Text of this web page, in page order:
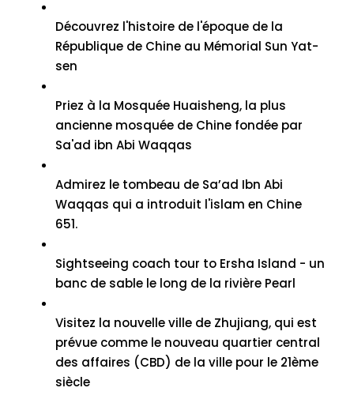
Découvrez l'histoire de l'époque de la
République de Chine au Mémorial Sun Yat-
sen
Priez à la Mosquée Huaisheng, la plus
ancienne mosquée de Chine fondée par
Sa'ad ibn Abi Waqqas
Admirez le tombeau de Sa’ad Ibn Abi
Waqqas qui a introduit l'islam en Chine
651.
Sightseeing coach tour to Ersha Island - un
banc de sable le long de la rivière Pearl
Visitez la nouvelle ville de Zhujiang, qui est
prévue comme le nouveau quartier central
des affaires (CBD) de la ville pour le 21ème
siècle